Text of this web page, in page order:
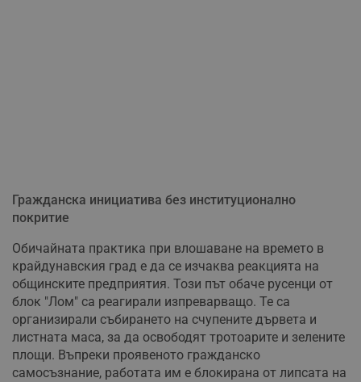
Гражданска инициатива без институционално
покритие
Обичайната практика при влошаване на времето в
крайдунавския град е да се изчаква реакцията на
общинските предприятия. Този път обаче русенци от
блок "Лом" са реагирали изпреварващо. Те са
организирали събирането на счупените дървета и
листната маса, за да освободят тротоарите и зелените
площи. Въпреки проявеното гражданско
самосъзнание, работата им е блокирана от липсата на